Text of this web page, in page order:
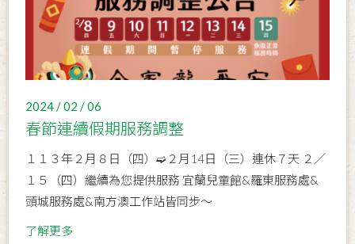
2024 / 02 / 06
春節連續假期服務調整
１１３年２月８日（四）➫２月14日（三）連休７天 ２／
１５（四）繼續為您提供服務 宜蘭兒童館&羅東服務處&
頭城服務處&南方澳工作站皆同步～
了解更多